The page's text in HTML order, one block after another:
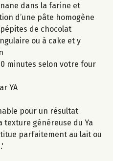
dans la farine et
d’une pâte homogène
de chocolat
ou à cake et y
minutes selon votre four
YA
pour un résultat
texture généreuse du Ya
parfaitement au lait ou